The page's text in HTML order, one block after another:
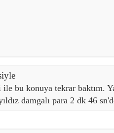
bu konuya tekrar baktım.
damgalı para 2 dk 46